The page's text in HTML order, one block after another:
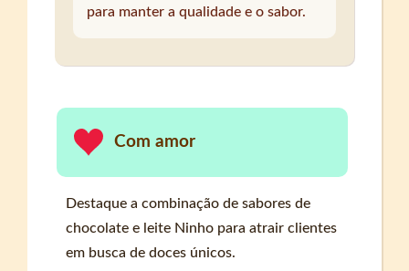
para manter a qualidade e o sabor.
Com amor
Destaque a combinação de sabores de
chocolate e leite Ninho para atrair clientes
em busca de doces únicos.